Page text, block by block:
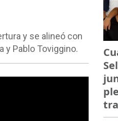
y se alineó con
y Pablo Toviggino.